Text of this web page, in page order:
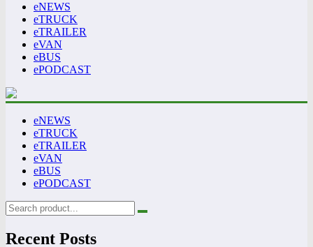
eNEWS
eTRUCK
eTRAILER
eVAN
eBUS
ePODCAST
eNEWS
eTRUCK
eTRAILER
eVAN
eBUS
ePODCAST
Recent Posts